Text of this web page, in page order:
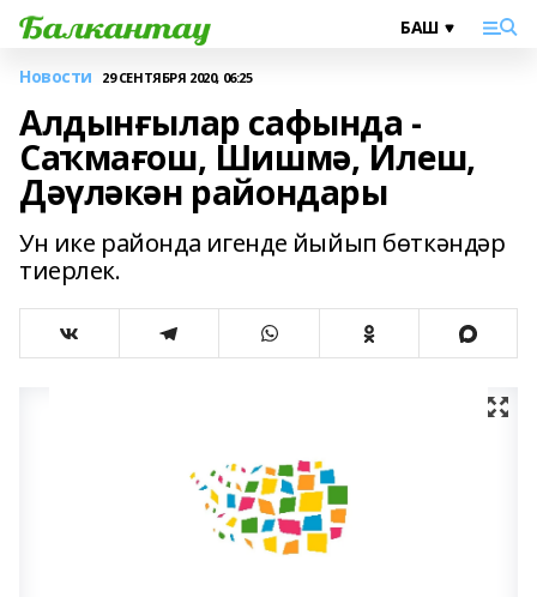
Новости 29 СЕНТЯБРЯ 2020, 06:25
Алдынғылар сафында -
Саҡмағош, Шишмә, Илеш,
Дәүләкән райондары
Ун ике районда игенде йыйып бөткәндәр
тиерлек.